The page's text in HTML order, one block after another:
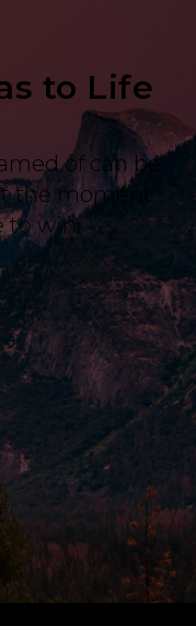
to Life
of can be
the moment
to win.